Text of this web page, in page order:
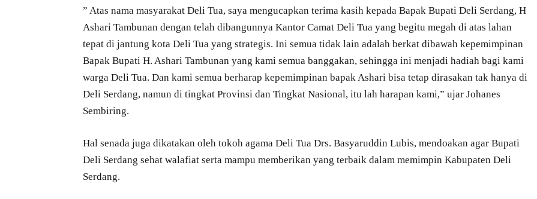
” Atas nama masyarakat Deli Tua, saya mengucapkan terima kasih kepada Bapak Bupati Deli Serdang, H
Ashari Tambunan dengan telah dibangunnya Kantor Camat Deli Tua yang begitu megah di atas lahan
tepat di jantung kota Deli Tua yang strategis. Ini semua tidak lain adalah berkat dibawah kepemimpinan
Bapak Bupati H. Ashari Tambunan yang kami semua banggakan, sehingga ini menjadi hadiah bagi kami
warga Deli Tua. Dan kami semua berharap kepemimpinan bapak Ashari bisa tetap dirasakan tak hanya di
Deli Serdang, namun di tingkat Provinsi dan Tingkat Nasional, itu lah harapan kami,” ujar Johanes
Sembiring.
Hal senada juga dikatakan oleh tokoh agama Deli Tua Drs. Basyaruddin Lubis, mendoakan agar Bupati
Deli Serdang sehat walafiat serta mampu memberikan yang terbaik dalam memimpin Kabupaten Deli
Serdang.